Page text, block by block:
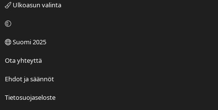
Ulkoasun valinta
Suomi 2025
Ota yhteyttä
Ehdot ja säännöt
Tietosuojaseloste